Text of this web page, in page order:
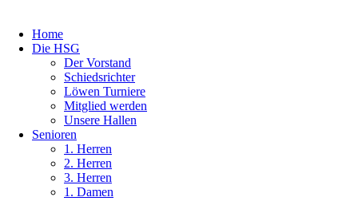
Home
Die HSG
Der Vorstand
Schiedsrichter
Löwen Turniere
Mitglied werden
Unsere Hallen
Senioren
1. Herren
2. Herren
3. Herren
1. Damen